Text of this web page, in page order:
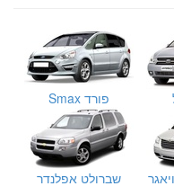
פורד Smax
שברולט אפלנדר